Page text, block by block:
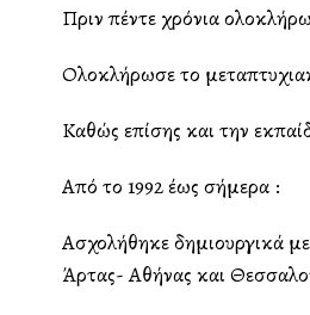
Πριν πέντε χρόνια
Ολοκλήρωσε το
Καθώς επίσης και την
Από το 1992 έως σήμερα :
Ασχολήθηκε δημιουργικά
Άρτας- Αθήνας και